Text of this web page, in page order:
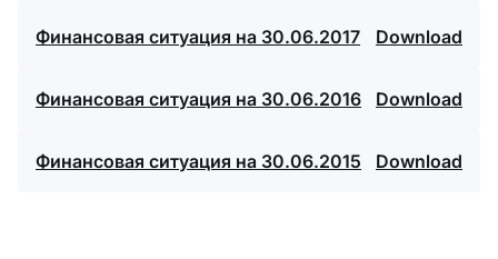
Финансовая ситуация на 30.06.2017 Download
Финансовая ситуация на 30.06.2016 Download
Финансовая ситуация на 30.06.2015 Download